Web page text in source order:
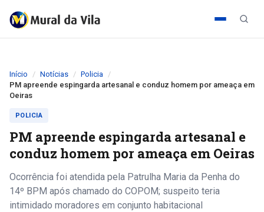
Início Notícias
Policia
PM apreende espingarda artesanal e conduz homem por ameaça em
Oeiras
POLICIA
PM apreende espingarda artesanal e
conduz homem por ameaça em Oeiras
Ocorrência foi atendida pela Patrulha Maria da Penha do
14º BPM após chamado do COPOM; suspeito teria
intimidado moradores em conjunto habitacional